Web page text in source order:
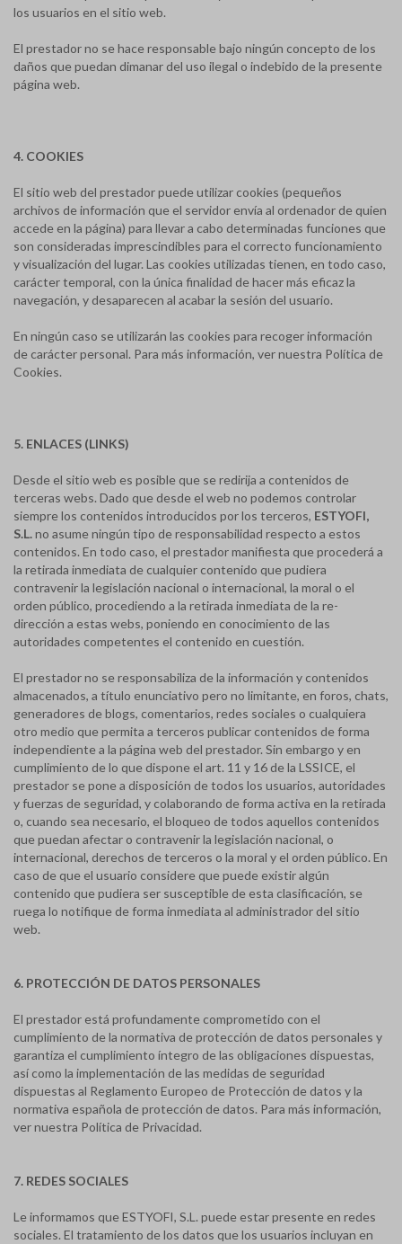
los usuarios en el sitio web.
El prestador no se hace responsable bajo ningún concepto de los
daños que puedan dimanar del uso ilegal o indebido de la presente
página web.
4. COOKIES
El sitio web del prestador puede utilizar cookies (pequeños
archivos de información que el servidor envía al ordenador de quien
accede en la página) para llevar a cabo determinadas funciones que
son consideradas imprescindibles para el correcto funcionamiento
y visualización del lugar. Las cookies utilizadas tienen, en todo caso,
carácter temporal, con la única finalidad de hacer más eficaz la
navegación, y desaparecen al acabar la sesión del usuario.
En ningún caso se utilizarán las cookies para recoger información
de carácter personal. Para más información, ver nuestra Política de
Cookies.
5. ENLACES (LINKS)
Desde el sitio web es posible que se redirija a contenidos de
terceras webs. Dado que desde el web no podemos controlar
siempre los contenidos introducidos por los terceros, ESTYOFI,
S.L.no asume ningún tipo de responsabilidad respecto a estos
contenidos. En todo caso, el prestador manifiesta que procederá a
la retirada inmediata de cualquier contenido que pudiera
contravenir la legislación nacional o internacional, la moral o el
orden público, procediendo a la retirada inmediata de la re-
dirección a estas webs, poniendo en conocimiento de las
autoridades competentes el contenido en cuestión.
El prestador no se responsabiliza de la información y contenidos
almacenados, a título enunciativo pero no limitante, en foros, chats,
generadores de blogs, comentarios, redes sociales o cualquiera
otro medio que permita a terceros publicar contenidos de forma
independiente a la página web del prestador. Sin embargo y en
cumplimiento de lo que dispone el art. 11 y 16 de la LSSICE, el
prestador se pone a disposición de todos los usuarios, autoridades
y fuerzas de seguridad, y colaborando de forma activa en la retirada
o, cuando sea necesario, el bloqueo de todos aquellos contenidos
que puedan afectar o contravenir la legislación nacional, o
internacional, derechos de terceros o la moral y el orden público. En
caso de que el usuario considere que puede existir algún
contenido que pudiera ser susceptible de esta clasificación, se
ruega lo notifique de forma inmediata al administrador del sitio
web.
6. PROTECCIÓN DE DATOS PERSONALES
El prestador está profundamente comprometido con el
cumplimiento de la normativa de protección de datos personales y
garantiza el cumplimiento íntegro de las obligaciones dispuestas,
así como la implementación de las medidas de seguridad
dispuestas al Reglamento Europeo de Protección de datos y la
normativa española de protección de datos. Para más información,
ver nuestra Política de Privacidad.
7. REDES SOCIALES
Le informamos que ESTYOFI, S.L. puede estar presente en redes
sociales. El tratamiento de los datos que los usuarios incluyan en